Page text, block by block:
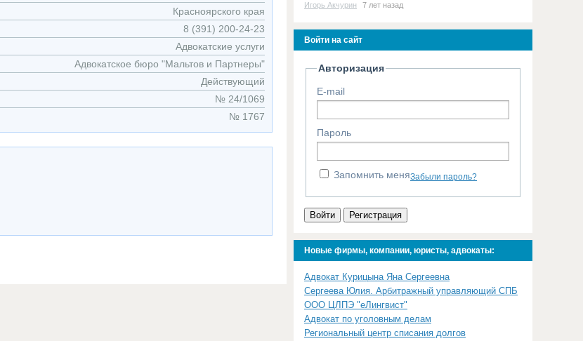
Красноярского края
8 (391) 200-24-23
Адвокатские услуги
Адвокатское бюро "Мальтов и Партнеры"
Действующий
№ 24/1069
№ 1767
Игорь Акчурин 7 лет назад
Войти на сайт
Авторизация
E-mail
Пароль
Запомнить меняЗабыли пароль?
Войти Регистрация
Новые фирмы, компании, юристы, адвокаты:
Адвокат Курицына Яна Сергеевна
Сергеева Юлия. Арбитражный управляющий СПБ
ООО ЦЛПЭ "еЛингвист"
Адвокат по уголовным делам
Региональный центр списания долгов